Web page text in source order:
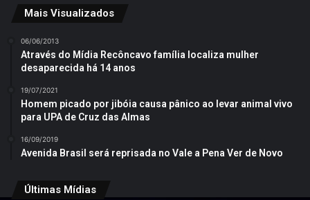
Mais Visualizados
06/06/2013
Através do Mídia Recôncavo família localiza mulher
desaparecida há 14 anos
19/07/2021
Homem picado por jibóia causa pânico ao levar animal vivo
para UPA de Cruz das Almas
16/09/2019
Avenida Brasil será reprisada no Vale a Pena Ver de Novo
Últimas Mídias